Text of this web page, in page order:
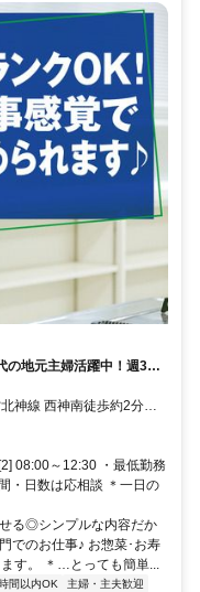
の地元主婦活躍中！週3日
くGET☆
神線 西神南徒歩約2分、
30分、神戸市営西神・山
39分
08:00～12:30 ・最低勤務
・日数は応相談 ＊一日の
る◎シンプルな内容だか
でのお仕事♪ お惣菜･お寿
す。 ＊…とっても簡単...
間以内OK
主婦・主夫歓迎